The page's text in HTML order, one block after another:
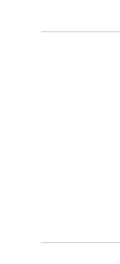
Україні в